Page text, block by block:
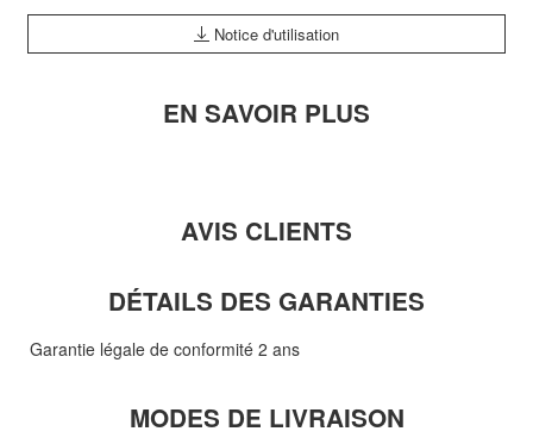
Notice d'utilisation
EN SAVOIR PLUS
AVIS CLIENTS
DÉTAILS DES GARANTIES
Garantie légale de conformité 2 ans
MODES DE LIVRAISON